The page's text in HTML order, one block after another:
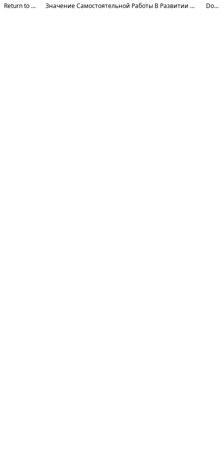
Return to Article Details Значение Самостоятельной Работы В Развитии Креативности Студентов В Цифровом Образовании Download